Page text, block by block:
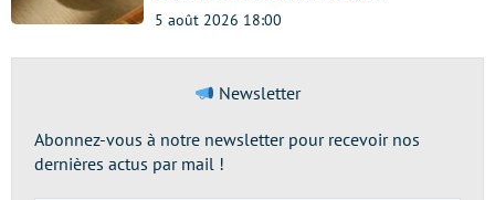
5 août 2026 18:00
Newsletter
Abonnez-vous à notre newsletter pour recevoir nos
dernières actus par mail !